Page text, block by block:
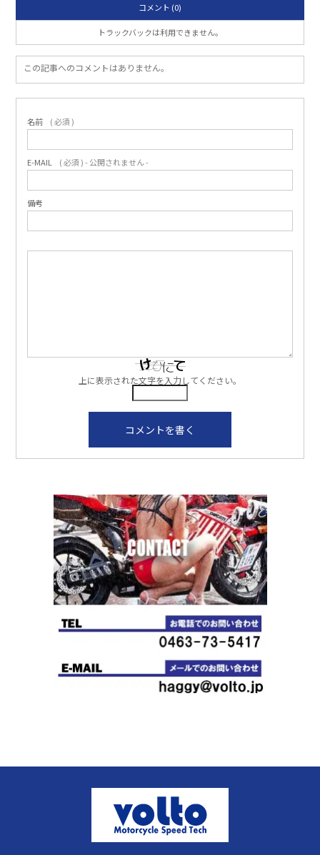
コメント (0)
トラックバックは利用できません。
この記事へのコメントはありません。
名前 ( 必須 )
E-MAIL ( 必須 ) - 公開されません -
備考
上に表示された文字を入力してください。